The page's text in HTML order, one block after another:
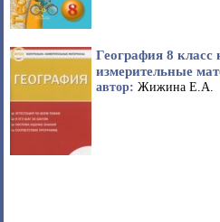
География 8 класс
измерительные
автор: Жижина Е.А.